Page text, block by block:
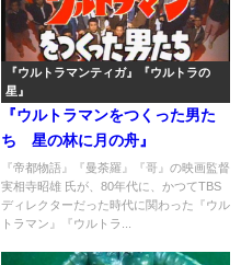
『ウルトラマンティガ』『ウルトラの
星』
『ウルトラマンをつくった男た
ち 星の林に月の舟』
『帝都物語』『曼荼羅』『哥』の映画監督
実相寺昭雄 氏が、80年代に、かつてTBS
ディレクターだった時代に関わった『ウル
トラマン』『ウルトラ...